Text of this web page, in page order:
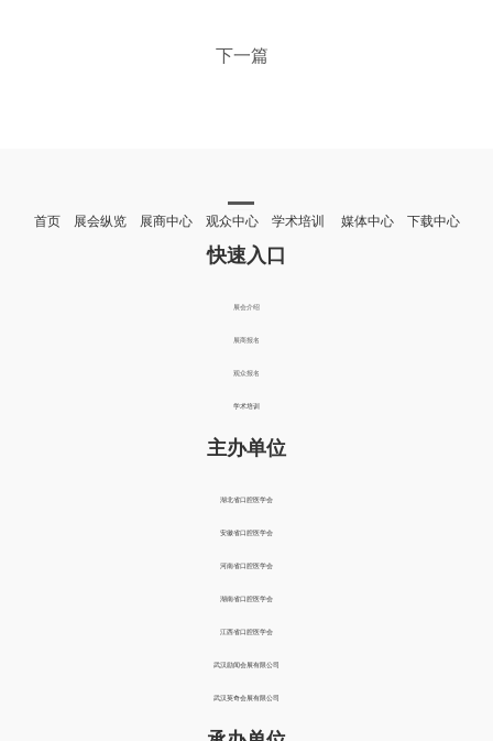
下一篇
首页 展会纵览 展商中心 观众中心 学术培训 媒体中心 下载中心
快速入口
展会介绍
展商报名
观众报名
学术培训
主办单位
湖北省口腔医学会
安徽省口腔医学会
河南省口腔医学会
湖南省口腔医学会
江西省口腔医学会
武汉励闻会展有限公司
武汉英奇会展有限公司